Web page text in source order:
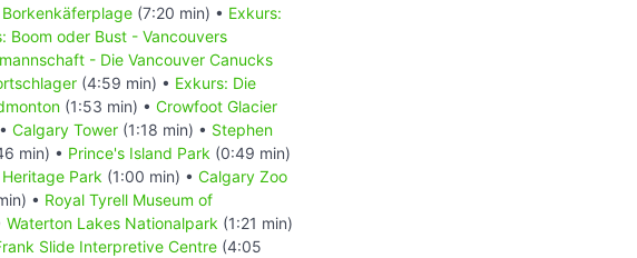
(7:20 min) • Exkurs:
Boom oder Bust - Vancouvers
- Die Vancouver Canucks
(4:59 min) • Exkurs: Die
(1:53 min) • Crowfoot Glacier
Calgary Tower (1:18 min) • Stephen
min) • Prince's Island Park (0:49 min)
Heritage Park (1:00 min) • Calgary Zoo
• Royal Tyrell Museum of
Waterton Lakes Nationalpark (1:21 min)
Slide Interpretive Centre (4:05